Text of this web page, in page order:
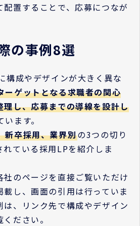
配置することで、応募につなが
の事例8選
構成やデザインが大きく異な
ーゲットとなる求職者の関心
理し、応募までの導線を設計し
ます。
新卒採用、業界別の3つの切り
ている採用LPを紹介しま
社のページを直接ご覧いただけ
載し、画面の引用は行っていま
、リンク先で構成やデザイン
ださい。